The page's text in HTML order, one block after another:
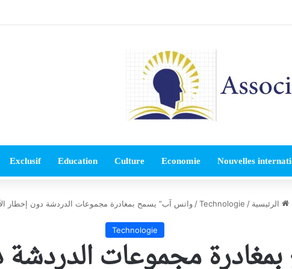
Nouvelles
Economie
Culture
Education
Exclusif
الرئيسية /
Technologie
/ واتس آب” يسمح بمغادرة مجموعات الدردشة دون إخطار
Technologie
مجموعات الدردشة